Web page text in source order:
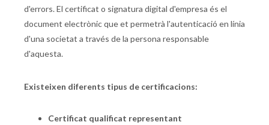
d'errors. El certificat o signatura digital d'empresa és el
document electrònic que et permetrà l'autenticació en línia
d'una societat a través de la persona responsable
d'aquesta.
Existeixen diferents tipus de certificacions:
Certificat qualificat representant